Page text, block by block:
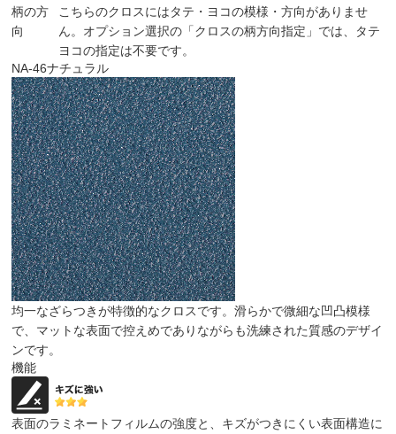
柄の方
向
こちらのクロスにはタテ・ヨコの模様・方向がありませ
ん。オプション選択の「クロスの柄方向指定」では、タテ
ヨコの指定は不要です。
NA-46ナチュラル
均一なざらつきが特徴的なクロスです。滑らかで微細な凹凸模様
で、マットな表面で控えめでありながらも洗練された質感のデザイ
ンです。
機能
表面のラミネートフィルムの強度と、キズがつきにくい表面構造に